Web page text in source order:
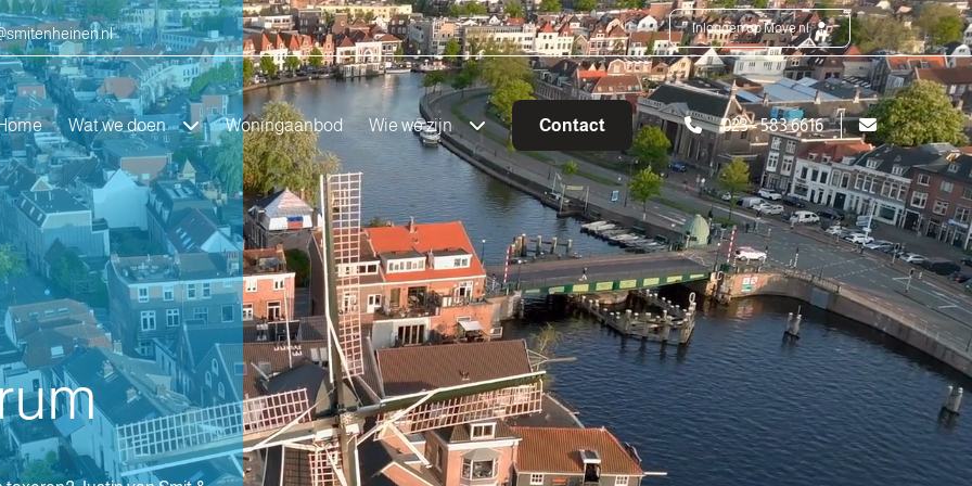
Inloggen op Move.nl
Wat we doen Woningaanbod Wie we zijn Contact 023 - 583 6616